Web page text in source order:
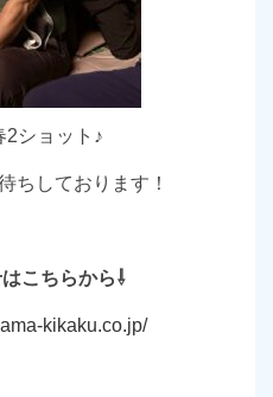
2ショット♪
ちしております！
こちらから⇩
kikaku.co.jp/